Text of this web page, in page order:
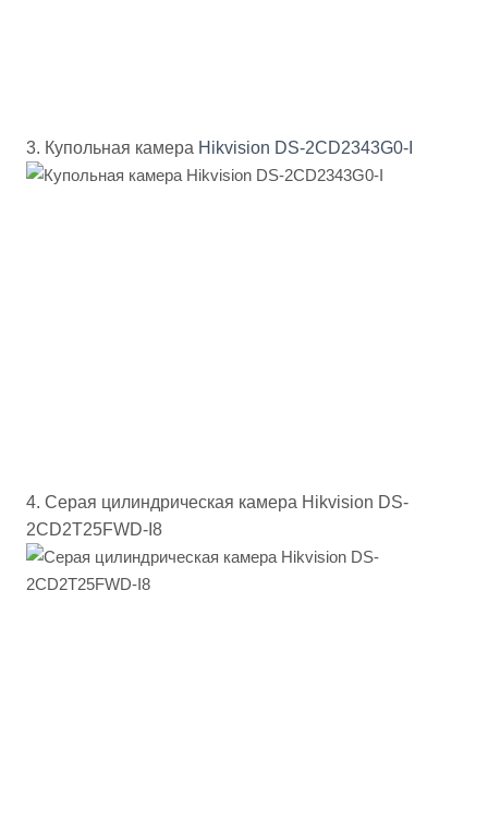
3. Купольная камера Hikvision DS-2CD2343G0-I
4. Серая цилиндрическая камера Hikvision DS-
2CD2T25FWD-I8